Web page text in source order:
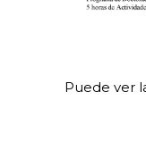
Puede ver